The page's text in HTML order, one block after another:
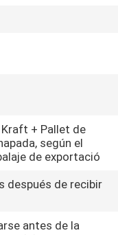
Kraft + Pallet de
según el
de exportació
después de recibir
antes de la